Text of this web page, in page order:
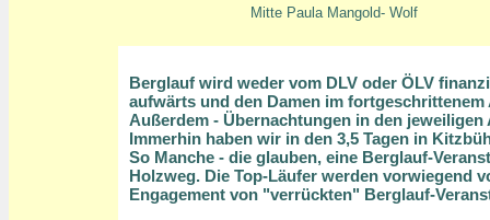
Mitte Paula Mangold- Wolf
Berglauf wird weder vom DLV oder ÖLV
aufwärts und den Damen im
Außerdem - Übernachtungen in den
Immerhin haben wir in den 3,5 Tagen in
So Manche - die glauben, eine Berglauf-
Holzweg. Die Top-Läufer werden vorwiegend
Engagement von "verrückten" Berglauf-